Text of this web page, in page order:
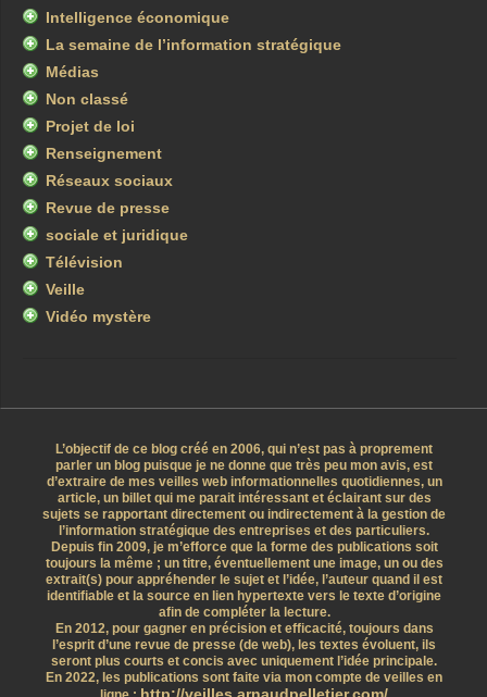
Intelligence économique
La semaine de l’information stratégique
Médias
Non classé
Projet de loi
Renseignement
Réseaux sociaux
Revue de presse
sociale et juridique
Télévision
Veille
Vidéo mystère
L’objectif de ce blog créé en 2006, qui n’est pas à proprement
parler un blog puisque je ne donne que très peu mon avis, est
d’extraire de mes veilles web informationnelles quotidiennes, un
article, un billet qui me parait intéressant et éclairant sur des
sujets se rapportant directement ou indirectement à la gestion de
l’information stratégique des entreprises et des particuliers.
Depuis fin 2009, je m’efforce que la forme des publications soit
toujours la même ; un titre, éventuellement une image, un ou des
extrait(s) pour appréhender le sujet et l’idée, l’auteur quand il est
identifiable et la source en lien hypertexte vers le texte d’origine
afin de compléter la lecture.
En 2012, pour gagner en précision et efficacité, toujours dans
l’esprit d’une revue de presse (de web), les textes évoluent, ils
seront plus courts et concis avec uniquement l’idée principale.
En 2022, les publications sont faite via mon compte de veilles en